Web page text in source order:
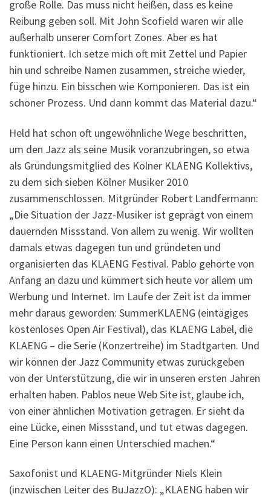
große Rolle. Das muss nicht heißen, dass es keine
Reibung geben soll. Mit John Scofield waren wir alle
außerhalb unserer Comfort Zones. Aber es hat
funktioniert. Ich setze mich oft mit Zettel und Papier
hin und schreibe Namen zusammen, streiche wieder,
füge hinzu. Ein bisschen wie Komponieren. Das ist ein
schöner Prozess. Und dann kommt das Material dazu.“
Held hat schon oft ungewöhnliche Wege beschritten,
um den Jazz als seine Musik voranzubringen, so etwa
als Gründungsmitglied des Kölner KLAENG Kollektivs,
zu dem sich sieben Kölner Musiker 2010
zusammenschlossen. Mitgründer Robert Landfermann:
„Die Situation der Jazz-Musiker ist geprägt von einem
dauernden Missstand. Von allem zu wenig. Wir wollten
damals etwas dagegen tun und gründeten und
organisierten das KLAENG Festival. Pablo gehörte von
Anfang an dazu und kümmert sich heute vor allem um
Werbung und Internet. Im Laufe der Zeit ist da immer
mehr daraus geworden: SummerKLAENG (eintägiges
kostenloses Open Air Festival), das KLAENG Label, die
KLAENG – die Serie (Konzertreihe) im Stadtgarten. Und
wir können der Jazz Community etwas zurückgeben
von der Unterstützung, die wir in unseren ersten Jahren
erhalten haben. Pablos neue Web Site ist, glaube ich,
von einer ähnlichen Motivation getragen. Er sieht da
eine Lücke, einen Missstand, und tut etwas dagegen.
Eine Person kann einen Unterschied machen.“
Saxofonist und KLAENG-Mitgründer Niels Klein
(inzwischen Leiter des BuJazzO): „KLAENG haben wir